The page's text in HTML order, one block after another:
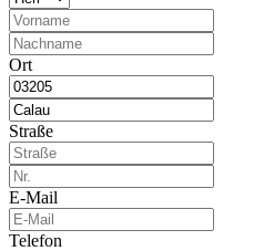
Ort
Straße
E-Mail
Telefon